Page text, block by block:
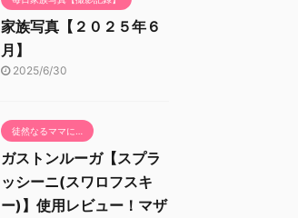
家族写真【２０２５年６
月】
2025/6/30
徒然なるママに…
ガストンルーガ【スプラ
ッシーニ(スワロフスキ
ー)】使用レビュー！マザ